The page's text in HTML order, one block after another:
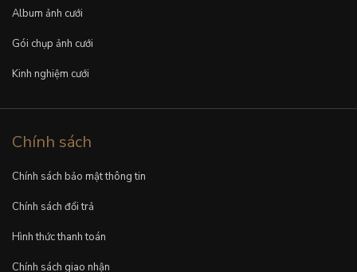
Album ảnh cưới
Gói chụp ảnh cưới
Kinh nghiệm cưới
Chính sách
Chính sách bảo mật thông tin
Chính sách đổi trả
Hình thức thanh toán
Chính sách giao nhận